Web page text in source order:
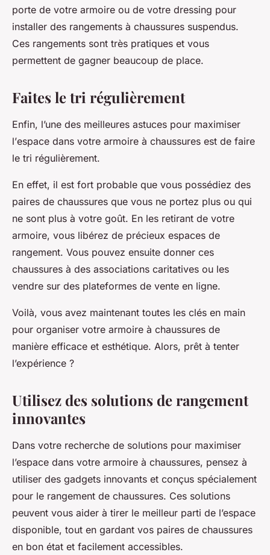
porte de votre armoire ou de votre dressing pour
installer des rangements à chaussures suspendus.
Ces rangements sont très pratiques et vous
permettent de gagner beaucoup de place.
Faites le tri régulièrement
Enfin, l’une des meilleures astuces pour maximiser
l’espace dans votre armoire à chaussures est de faire
le tri régulièrement.
En effet, il est fort probable que vous possédiez des
paires de chaussures que vous ne portez plus ou qui
ne sont plus à votre goût. En les retirant de votre
armoire, vous libérez de précieux espaces de
rangement. Vous pouvez ensuite donner ces
chaussures à des associations caritatives ou les
vendre sur des plateformes de vente en ligne.
Voilà, vous avez maintenant toutes les clés en main
pour organiser votre armoire à chaussures de
manière efficace et esthétique. Alors, prêt à tenter
l’expérience ?
Utilisez des solutions de rangement
innovantes
Dans votre recherche de solutions pour maximiser
l’espace dans votre armoire à chaussures, pensez à
utiliser des gadgets innovants et conçus spécialement
pour le rangement de chaussures. Ces solutions
peuvent vous aider à tirer le meilleur parti de l’espace
disponible, tout en gardant vos paires de chaussures
en bon état et facilement accessibles.